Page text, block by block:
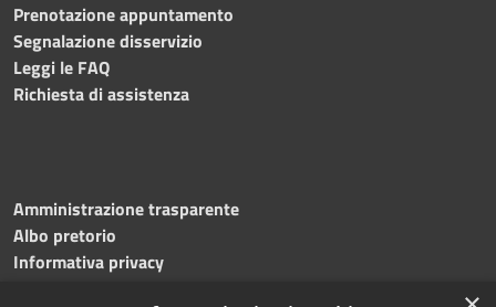
Prenotazione appuntamento
Segnalazione disservizio
Leggi le FAQ
Richiesta di assistenza
Amministrazione trasparente
Albo pretorio
Informativa privacy